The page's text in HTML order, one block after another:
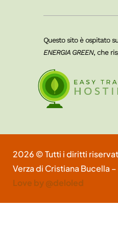
Questo sito è ospitato
ENERGIA GREEN, che
2026 © Tutti i diritti
Verza di Cristiana Bucella –
Love by @deloled